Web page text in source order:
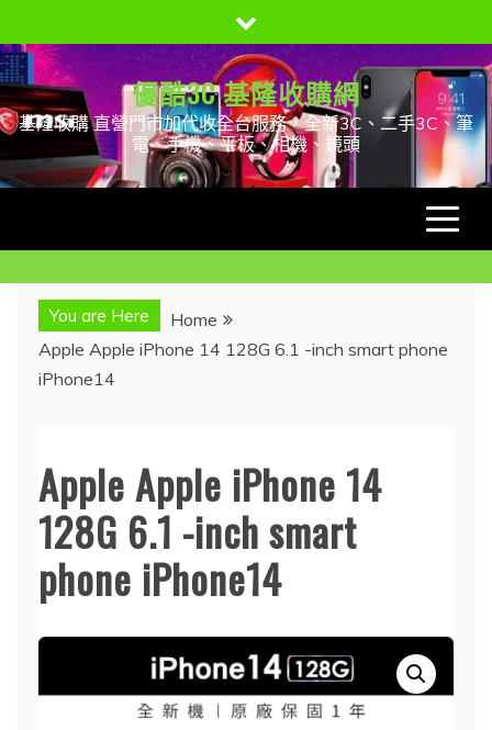
to
content
優酷3C 基隆收購網
基隆收購 直營門市加代收全台服務，全新3C、二手3C、筆
電、手機、平板、相機、鏡頭
You are Here
Home
Apple Apple iPhone 14 128G 6.1 -inch smart phone
iPhone14
Apple Apple iPhone 14
128G 6.1 -inch smart
phone iPhone14